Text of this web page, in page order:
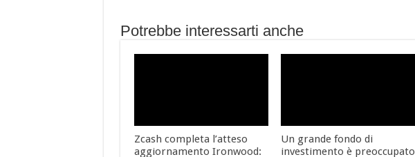
Potrebbe interessarti anche
Zcash completa l’atteso
aggiornamento Ironwood:
Un grande fondo di
investimento è preoccupato